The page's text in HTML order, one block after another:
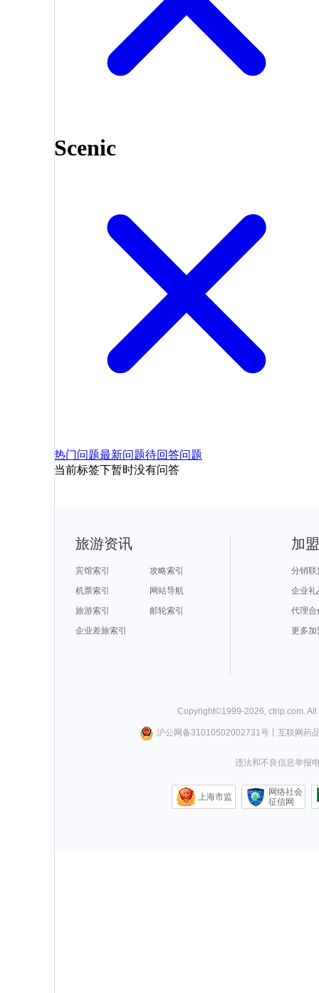
Scenic
热门问题最新问题待回答问题
当前标签下暂时没有问答
旅游资讯
宾馆索引
攻略索引
机票索引
网站导航
旅游索引
邮轮索引
企业差旅索引
加
分销联
企业礼
代理合
更多加
Copyright©1999-2026, ctrip.com.
沪公网备31010502002731号丨 互联网药
违法和不良信息举报
上海市监
网络社会
征信网